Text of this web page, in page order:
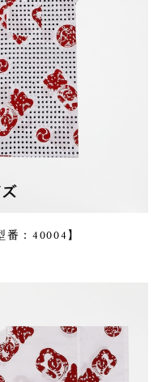
：40004】